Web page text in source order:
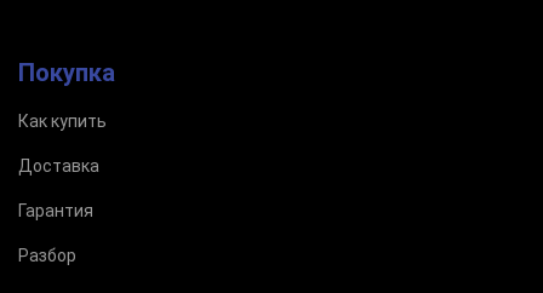
Покупка
Как купить
Доставка
Гарантия
Разбор